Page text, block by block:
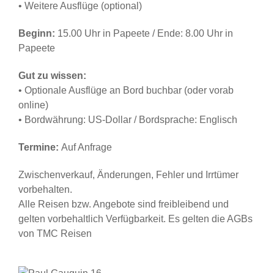
• Weitere Ausflüge (optional)
Beginn: 15.00 Uhr in Papeete / Ende: 8.00 Uhr in
Papeete
Gut zu wissen:
• Optionale Ausflüge an Bord buchbar (oder vorab
online)
• Bordwährung: US-Dollar / Bordsprache: Englisch
Termine: Auf Anfrage
Zwischenverkauf, Änderungen, Fehler und Irrtümer
vorbehalten.
Alle Reisen bzw. Angebote sind freibleibend und
gelten vorbehaltlich Verfügbarkeit. Es gelten die AGBs
von TMC Reisen